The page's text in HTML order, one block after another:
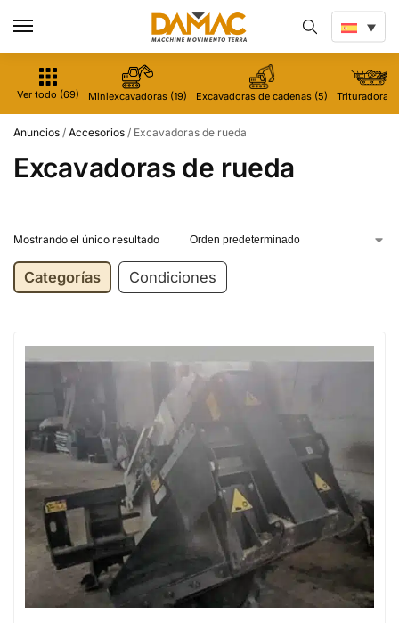
Ver todo (69) Miniexcavadoras (19) Excavadoras de cadenas (5) Trituradoras
Anuncios / Accesorios / Excavadoras de rueda
Excavadoras de rueda
Mostrando el único resultado
Categorías Condiciones